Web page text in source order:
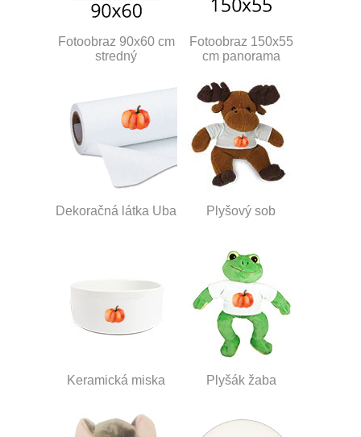
Fotoobraz 90x60 cm
stredný
Fotoobraz 150x55
cm panorama
Dekoračná látka Uba Plyšový sob
Keramická miska Plyšák žaba